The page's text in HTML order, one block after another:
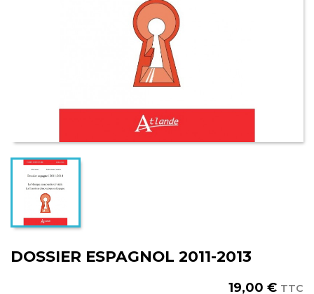
DOSSIER ESPAGNOL 2011-2013
19,00 € TTC